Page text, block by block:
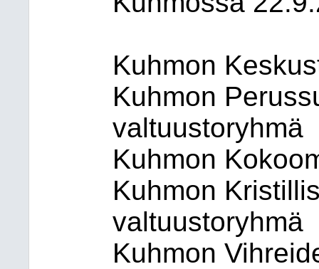
Kuhmon
Kuhmon
valtuustoryhmä
Kuhmon
Kuhmon
valtuustoryhmä
Kuhmon